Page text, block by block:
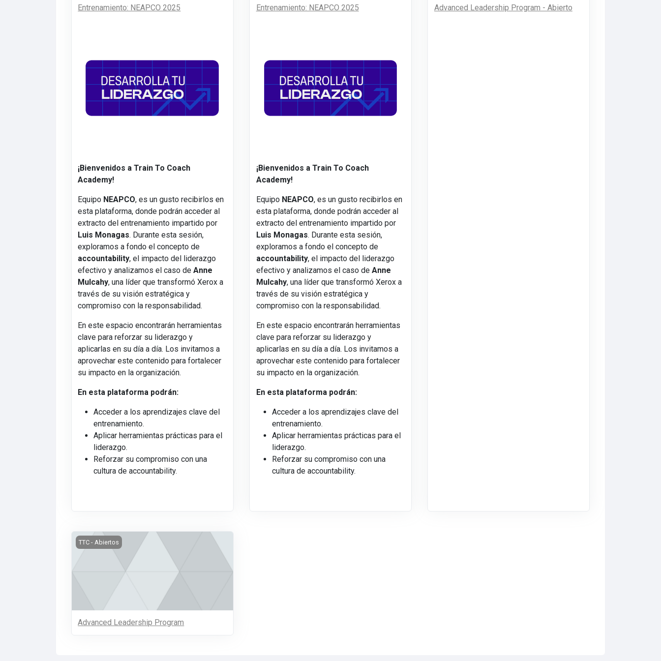
Entrenamiento: NEAPCO 2025
¡Bienvenidos a Train To Coach
Academy!
Equipo NEAPCO, es un gusto recibirlos en
esta plataforma, donde podrán acceder al
extracto del entrenamiento impartido por
Luis Monagas. Durante esta sesión,
exploramos a fondo el concepto de
accountability, el impacto del liderazgo
efectivo y analizamos el caso deAnne
Mulcahy, una líder que transformó Xerox a
través de su visión estratégica y
compromiso con la responsabilidad.
En este espacio encontrarán herramientas
clave para reforzar su liderazgo y
aplicarlas en su día a día. Los invitamos a
aprovechar este contenido para fortalecer
su impacto en la organización.
En esta plataforma podrán:
Acceder a los aprendizajes clave del
entrenamiento.
Aplicar herramientas prácticas para el
liderazgo.
Reforzar su compromiso con una
cultura de accountability.
Entrenamiento: NEAPCO 2025
¡Bienvenidos a Train To Coach
Academy!
Equipo NEAPCO, es un gusto recibirlos en
esta plataforma, donde podrán acceder al
extracto del entrenamiento impartido por
Luis Monagas. Durante esta sesión,
exploramos a fondo el concepto de
accountability, el impacto del liderazgo
efectivo y analizamos el caso de Anne
Mulcahy, una líder que transformó Xerox a
través de su visión estratégica y
compromiso con la responsabilidad.
En este espacio encontrarán herramientas
clave para reforzar su liderazgo y
aplicarlas en su día a día. Los invitamos a
aprovechar este contenido para fortalecer
su impacto en la organización.
En esta plataforma podrán:
Acceder a los aprendizajes clave del
entrenamiento.
Aplicar herramientas prácticas para el
liderazgo.
Reforzar su compromiso con una
cultura de accountability.
Advanced Leadership Program - Abierto
Advanced Leadership Program
TTC - Abiertos
Advanced Leadership Program